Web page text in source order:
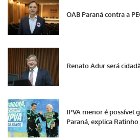
OAB Paraná contra a
Renato Adur será
IPVA menor é possível
Paraná, explica Ratinho